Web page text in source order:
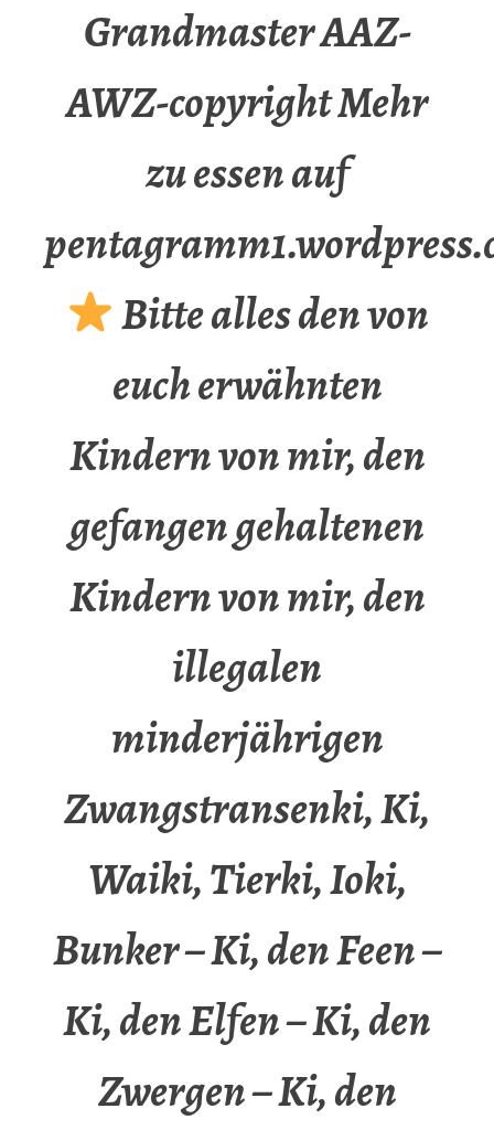
Grandmaster AAZ-
AWZ-copyright Mehr
zu essen auf
Bitte alles den von
euch erwähnten
Kindern von mir, den
gefangen gehaltenen
Kindern von mir, den
illegalen
minderjährigen
Zwangstransenki, Ki,
Waiki, Tierki, Ioki,
Bunker – Ki, den Feen –
Ki, den Elfen – Ki, den
Zwergen – Ki, den